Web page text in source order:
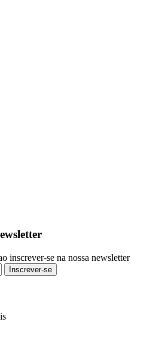
inscrever-se na nossa newsletter
Inscrever-se